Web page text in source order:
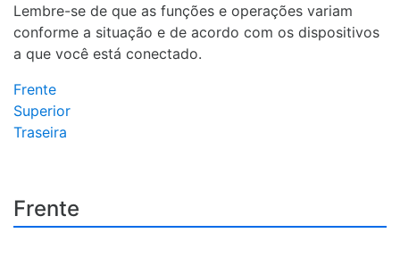
Lembre-se de que as funções e operações variam
conforme a situação e de acordo com os dispositivos
a que você está conectado.
Frente
Superior
Traseira
Frente